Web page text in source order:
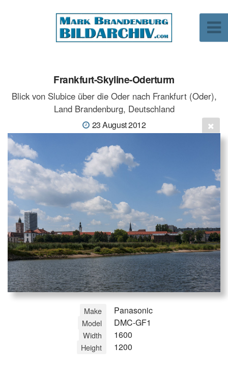
Frankfurt-Skyline-Oderturm
Blick von Slubice über die Oder nach Frankfurt (Oder),
Land Brandenburg, Deutschland
23 August 2012
Make Panasonic
Model DMC-GF1
Width 1600
Height 1200